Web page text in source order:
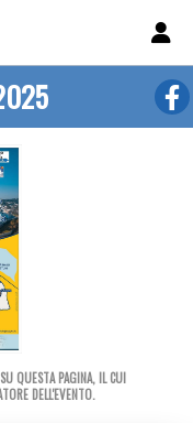
QUESTA PAGINA, IL CUI
DELL'EVENTO.